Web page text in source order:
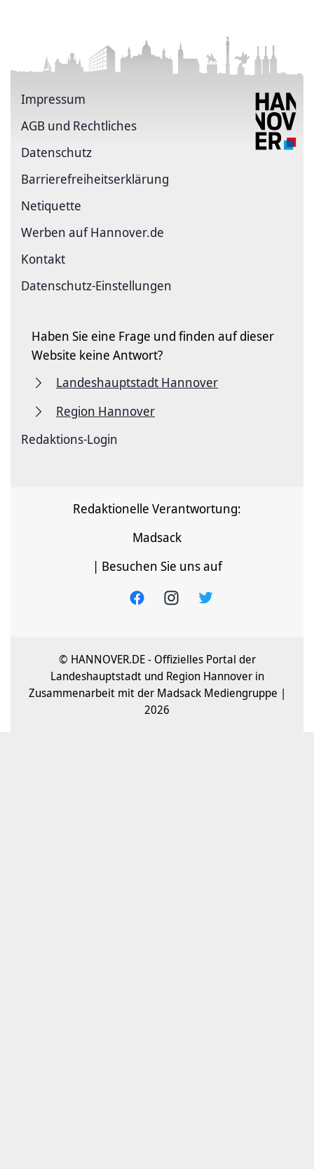
Impressum
AGB und Rechtliches
Datenschutz
Barriere­freiheits­erklärung
Netiquette
Werben auf Hannover.de
Kontakt
Datenschutz-Einstellungen
Haben Sie eine Frage und finden auf dieser
Website keine Antwort?
Landeshauptstadt Hannover
Region Hannover
Redaktions-Login
Redaktionelle Verantwortung:
Madsack
| Besuchen Sie uns auf
© HANNOVER.DE - Offizielles Portal der
Landeshauptstadt und Region Hannover in
Zusammenarbeit mit der Madsack Mediengruppe |
2026